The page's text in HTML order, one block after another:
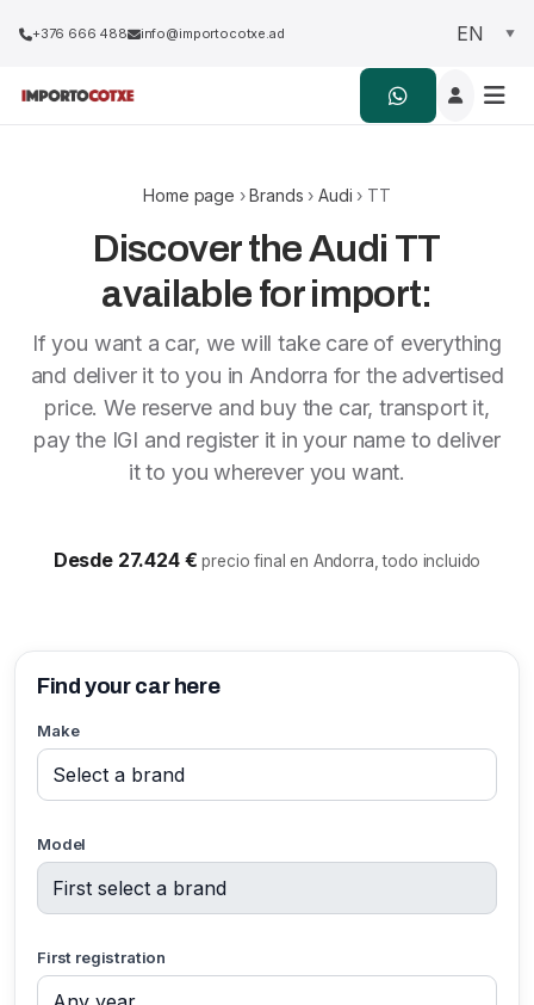
+376 666 488 info@importocotxe.ad
Home page ›Brands ›Audi › TT
Discover the Audi TT
available for import:
If you want a car, we will take care of everything
and deliver it to you in Andorra for the advertised
price. We reserve and buy the car, transport it,
pay the IGI and register it in your name to deliver
it to you wherever you want.
Desde 27.424 €precio final en Andorra, todo incluido
Find your car here
Make
Model
First registration